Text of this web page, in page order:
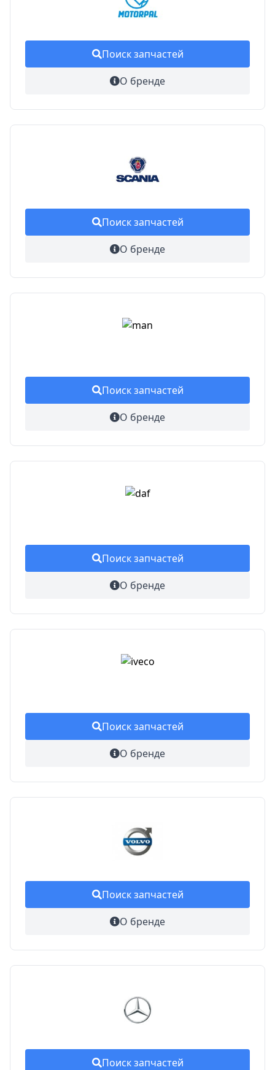
Поиск запчастей
О бренде
Поиск запчастей
О бренде
Поиск запчастей
О бренде
Поиск запчастей
О бренде
Поиск запчастей
О бренде
Поиск запчастей
О бренде
Поиск запчастей